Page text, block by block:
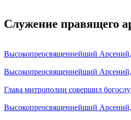
Служение правящего
Высокопреосвященнейший Арсений,
Высокопреосвященнейший
Глава митрополии совершил
Высокопреосвященнейший Арсений,